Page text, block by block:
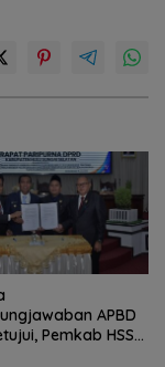
APBD
Pemkab HSS